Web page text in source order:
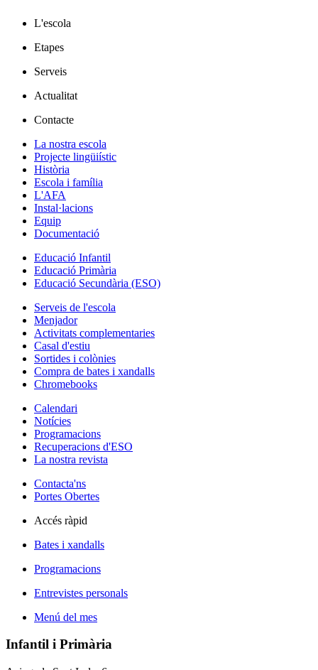
L'escola
Etapes
Serveis
Actualitat
Contacte
La nostra escola
Projecte lingüiístic
Història
Escola i família
L'AFA
Instal·lacions
Equip
Documentació
Educació Infantil
Educació Primària
Educació Secundària (ESO)
Serveis de l'escola
Menjador
Activitats complementaries
Casal d'estiu
Sortides i colònies
Compra de bates i xandalls
Chromebooks
Calendari
Notícies
Programacions
Recuperacions d'ESO
La nostra revista
Contacta'ns
Portes Obertes
Accés ràpid
Bates i xandalls
Programacions
Entrevistes personals
Menú del mes
Infantil i Primària